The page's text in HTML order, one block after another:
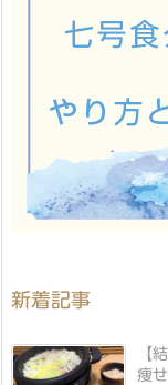
新着記事
【
痩せ